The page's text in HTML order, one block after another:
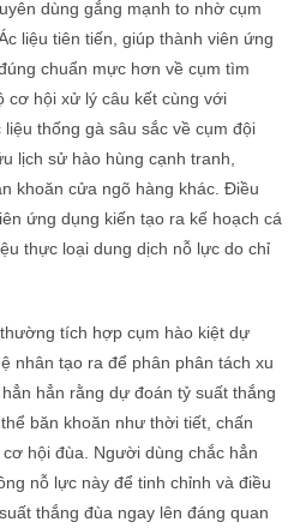
dùng gắng mạnh to nhờ cụm
liệu tiên tiến, giúp thành viên ứng
chuẩn mực hơn về cụm tìm
cơ hội xử lý câu kết cùng với
thống gà sâu sắc về cụm đội
lịch sử hào hùng cạnh tranh,
khoăn cửa ngõ hàng khác. Điều
ứng dụng kiến tạo ra kế hoạch cá
thực loại dung dịch nỗ lực do chỉ
tích hợp cụm hào kiệt dự
nhân tạo ra để phân phân tách xu
hẳn rằng dự đoán tỷ suất thắng
băn khoăn như thời tiết, chấn
hội đùa. Người dùng chắc hẳn
nỗ lực này để tinh chỉnh và điều
thắng đùa ngay lên đáng quan